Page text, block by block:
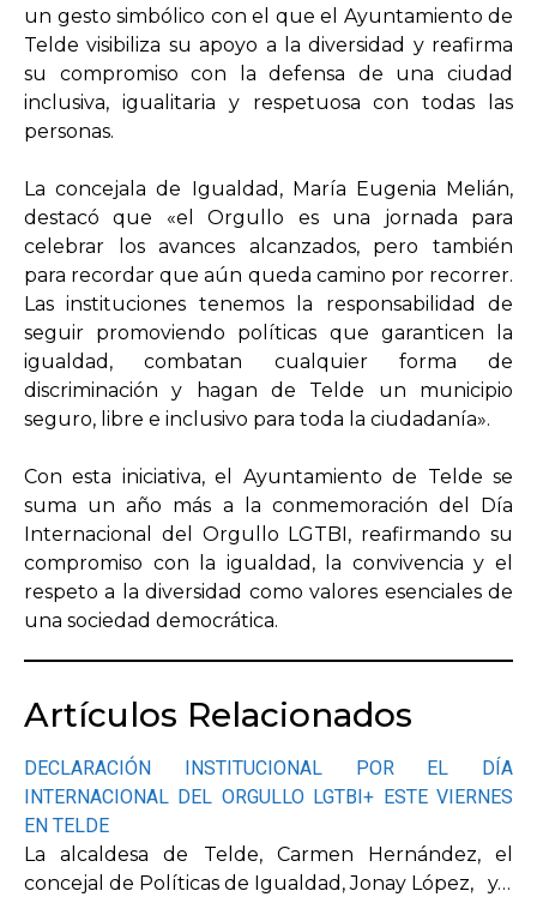
un gesto simbólico con el que el Ayuntamiento de
Telde visibiliza su apoyo a la diversidad y reafirma
su compromiso con la defensa de una ciudad
inclusiva, igualitaria y respetuosa con todas las
personas.
La concejala de Igualdad, María Eugenia Melián,
destacó que «el Orgullo es una jornada para
celebrar los avances alcanzados, pero también
para recordar que aún queda camino por recorrer.
Las instituciones tenemos la responsabilidad de
seguir promoviendo políticas que garanticen la
igualdad, combatan cualquier forma de
discriminación y hagan de Telde un municipio
seguro, libre e inclusivo para toda la ciudadanía».
Con esta iniciativa, el Ayuntamiento de Telde se
suma un año más a la conmemoración del Día
Internacional del Orgullo LGTBI, reafirmando su
compromiso con la igualdad, la convivencia y el
respeto a la diversidad como valores esenciales de
una sociedad democrática.
Artículos Relacionados
DECLARACIÓN INSTITUCIONAL POR EL DÍA
INTERNACIONAL DEL ORGULLO LGTBI+ ESTE VIERNES
EN TELDE
La alcaldesa de Telde, Carmen Hernández, el
concejal de Políticas de Igualdad, Jonay López, y…